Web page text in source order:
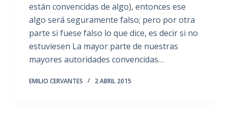
están convencidas de algo), entonces ese
algo será seguramente falso; pero por otra
parte si fuese falso lo que dice, es decir si no
estuviesen La mayor parte de nuestras
mayores autoridades convencidas…
EMILIO CERVANTES 2 ABRIL 2015